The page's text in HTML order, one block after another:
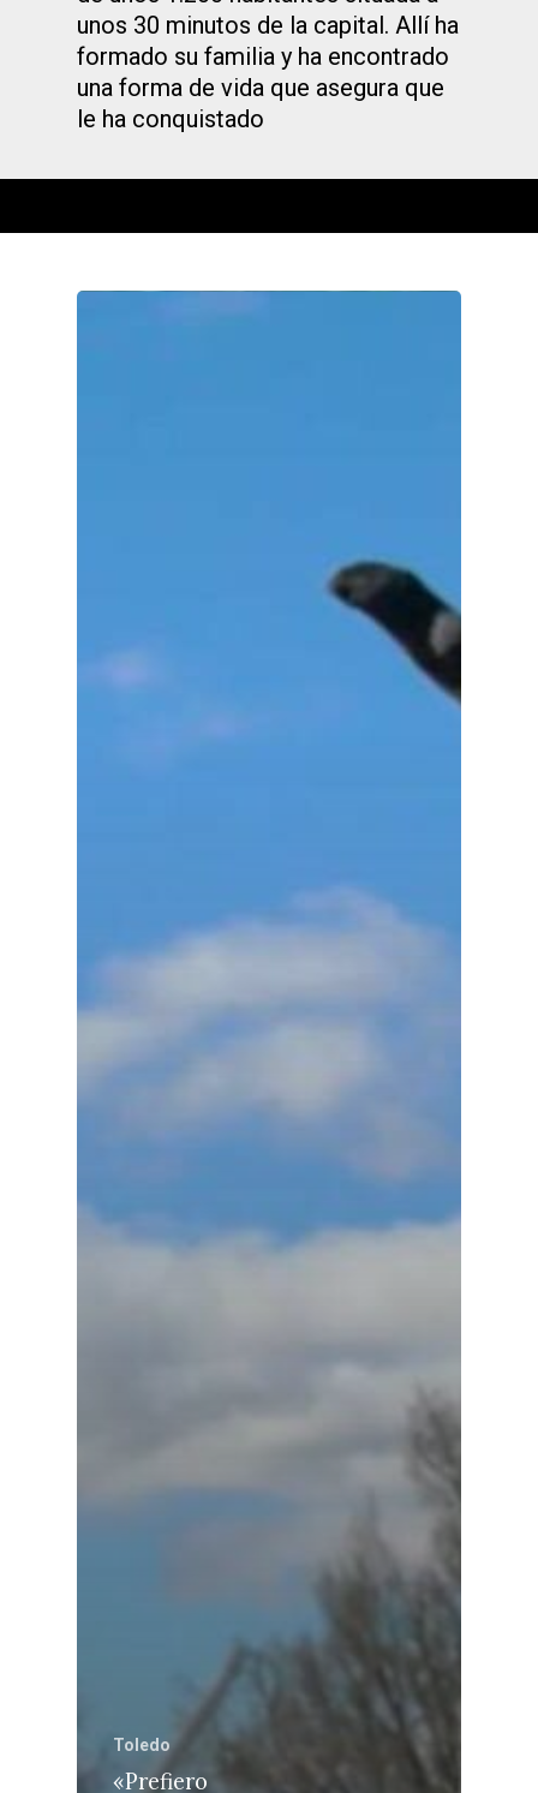
unos 30 minutos de la capital. Allí ha
formado su familia y ha encontrado
una forma de vida que asegura que
le ha conquistado
Toledo
«Prefiero
Castilla-La